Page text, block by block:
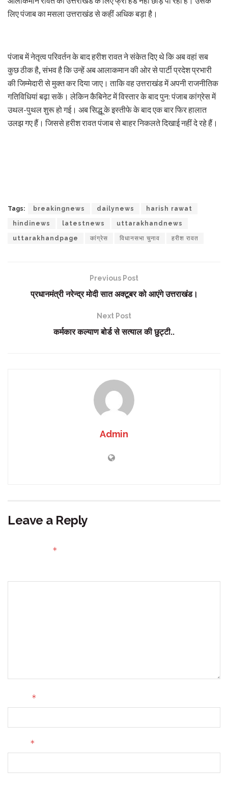
लिए पंजाब का मसला उत्तराखंड से कहीं अधिक बड़ा है।
पंजाब में नेतृत्व परिवर्तन के बाद हरीश रावत ने संकेत दिए थे कि अब वहां सब
कुछ ठीक है, संभव है कि उन्हें अब आलाकमान की ओर से पार्टी प्रदेश प्रभारी
की जिम्मेदारी से मुक्त कर दिया जाए। ताकि वह उत्तराखंड में अपनी राजनीतिक
गतिविधियां बढ़ा सकें। लेकिन कैबिनेट में विस्तार के बाद पुन: पंजाब कांग्रेस में
उथल-पुथल शुरू हो गई। अब सिद्धू के इस्तीफे के बाद एक बार फिर हालात
उलझ गए हैं। जिससे हरीश रावत पंजाब से बाहर निकलते दिखाई नहीं दे रहे हैं।
Tags: breakingnews dailynews harish rawat
hindinews latestnews uttarakhandnews
uttarakhandpage कांग्रेस विधानसभा चुनाव हरीश रावत
Previous Post
प्रधानमंत्री नरेन्द्र मोदी सात अक्टूबर को आएंगे उत्तराखंड।
Next Post
कर्मकार कल्याण बोर्ड से सत्याल की छुट्टी..
Admin
Leave a Reply
*
*
*